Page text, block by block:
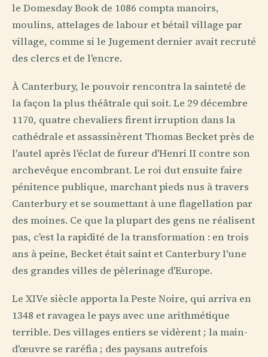
le Domesday Book de 1086 compta manoirs,
moulins, attelages de labour et bétail village par
village, comme si le Jugement dernier avait recruté
des clercs et de l'encre.
À Canterbury, le pouvoir rencontra la sainteté de
la façon la plus théâtrale qui soit. Le 29 décembre
1170, quatre chevaliers firent irruption dans la
cathédrale et assassinèrent Thomas Becket près de
l'autel après l'éclat de fureur d'Henri II contre son
archevêque encombrant. Le roi dut ensuite faire
pénitence publique, marchant pieds nus à travers
Canterbury et se soumettant à une flagellation par
des moines. Ce que la plupart des gens ne réalisent
pas, c'est la rapidité de la transformation : en trois
ans à peine, Becket était saint et Canterbury l'une
des grandes villes de pèlerinage d'Europe.
Le XIVe siècle apporta la Peste Noire, qui arriva en
1348 et ravagea le pays avec une arithmétique
terrible. Des villages entiers se vidèrent ; la main-
d'œuvre se raréfia ; des paysans autrefois